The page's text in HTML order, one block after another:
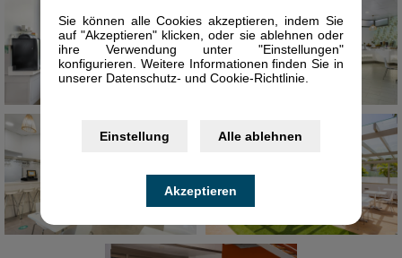
Sie können alle Cookies akzeptieren, indem Sie
auf "Akzeptieren" klicken, oder sie ablehnen oder
ihre Verwendung unter "Einstellungen"
konfigurieren. Weitere Informationen finden Sie in
unserer Datenschutz- und Cookie-Richtlinie.
Einstellung Alle ablehnen
Akzeptieren